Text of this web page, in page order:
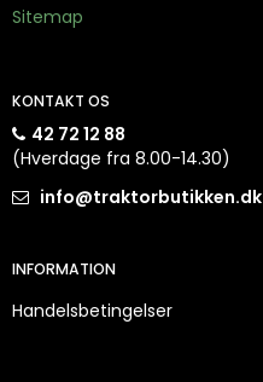
Sitemap
KONTAKT OS
42 72 12 88
(Hverdage fra 8.00-14.30)
info@traktorbutikken.dk
INFORMATION
Handelsbetingelser